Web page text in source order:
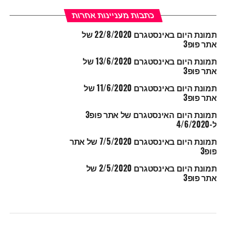
כתבות מעניינות אחרות
תמונת היום באינסטגרם 22/8/2020 של
אתר פופ3
תמונת היום באינסטגרם 13/6/2020 של
אתר פופ3
תמונת היום באינסטגרם 11/6/2020 של
אתר פופ3
תמונת היום האינסטגרם של אתר פופ3
ל-4/6/2020
תמונת היום באינסטגרם 7/5/2020 של אתר
פופ3
תמונת היום באינסטגרם 2/5/2020 של
אתר פופ3